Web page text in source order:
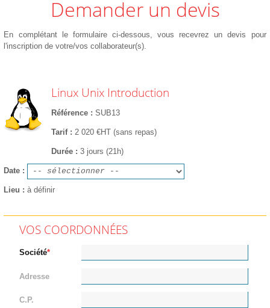
Demander un devis
En complétant le formulaire ci-dessous, vous recevrez un devis pour
l'inscription de votre/vos collaborateur(s).
Linux Unix Introduction
Référence SUB13
Tarif 2 020 €HT (sans repas)
Durée 3 jours (21h)
Date
Lieu à définir
VOS COORDONNÉES
Société
Adresse
C.P.